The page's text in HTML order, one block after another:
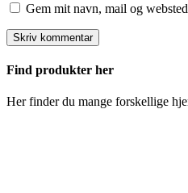
Gem mit navn, mail og
Find produkter her
Her finder du mange forskellige